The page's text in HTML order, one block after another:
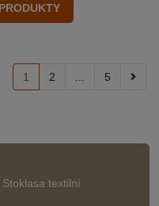
1 2 5
Stoklasa textilní